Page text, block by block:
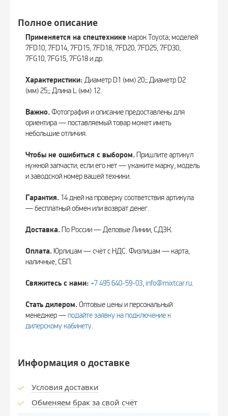
Полное описание
Применяется на спецтехнике марок Toyota; моделей
7FD10, 7FD14, 7FD15, 7FD18, 7FD20, 7FD25, 7FD30,
7FG10, 7FG15, 7FG18 и др.
Характеристики: Диаметр D1 (мм) 20;; Диаметр D2
(мм) 25;; Длина L (мм) 12.
Важно.Фотография и описание предоставлены для
ориентира — поставляемый товар может иметь
небольшие отличия.
Чтобы не ошибиться с выбором.Пришлите артикул
нужной запчасти; если его нет — укажите марку, модель
и заводской номер вашей техники.
Гарантия. 14 дней на проверку соответствия артикула
— бесплатный обмен или возврат денег.
Доставка.По России — Деловые Линии, СДЭК.
Оплата. Юрлицам — счёт с НДС. Физлицам — карта,
наличные, СБП.
Свяжитесь с нами: +7 495 640‑59‑03, info@mixtcar.ru.
Стать дилером.Оптовые цены и персональный
менеджер —подайте заявку на подключение к
дилерскому кабинету.
Информация о доставке
Условия доставки
Обменяем брак за свой счёт